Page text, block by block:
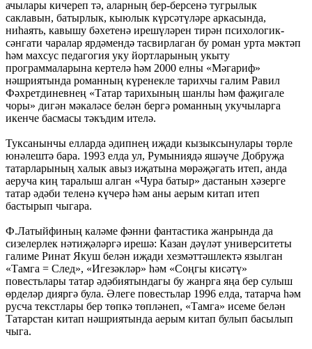
ачылары кичереп тә, аларның бер-берсенә тугрылык
саклавын, батырлык, кыюлык күрсәтүләре аркасында,
ниһаять, кавышу бәхетенә ирешүләрен тирән психологик-
сәнгати чаралар ярдәмендә тасвирлаган бу роман урта мәктәп
һәм махсус педагогия уку йортларының укыту
программаларына кертелә һәм 2000 елны «Мәгариф»
нәшриятында романның күренекле тарихчы галим Равил
Фәхретдиневнең «Татар тарихының шанлы һәм фаҗигале
чоры» дигән мәкаләсе белән бергә романның укучыларга
икенче басмасы тәкъдим ителә.
Туксанынчы елларда әдипнең иҗади кызыксынулары төрле
юнәлештә бара. 1993 елда ул, Румыниядә яшәүче Добруҗа
татарларының халык авыз иҗатына мөрәҗәгать итеп, анда
аеруча киң таралыш алган «Чура батыр» дастанын хәзерге
татар әдәби теленә күчерә һәм аны аерым китап итеп
бастырып чыгара.
Ф.Латыйфиның каләме фәнни фантастика жанрында да
сизелерлек нәтиҗәләргә ирешә: Казан дәүләт университеты
галиме Ринат Якуш белән иҗади хезмәттәшлектә язылган
«Тамга = След», «Игезәкләр» һәм «Соңгы кисәтү»
повестьлары татар әдәбиятындагы бу жанрга яңа бер сулыш
өрделәр дияргә була. Әлеге повестьлар 1996 елда, татарча һәм
русча текстлары бер төпкә төпләнеп, «Тамга» исеме белән
Татарстан китап нәшриятында аерым китап булып басылып
чыга.